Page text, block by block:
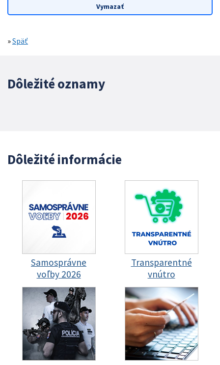
»Späť
Dôležité oznamy
Dôležité informácie
Samosprávne
voľby 2026
Transparentné
vnútro